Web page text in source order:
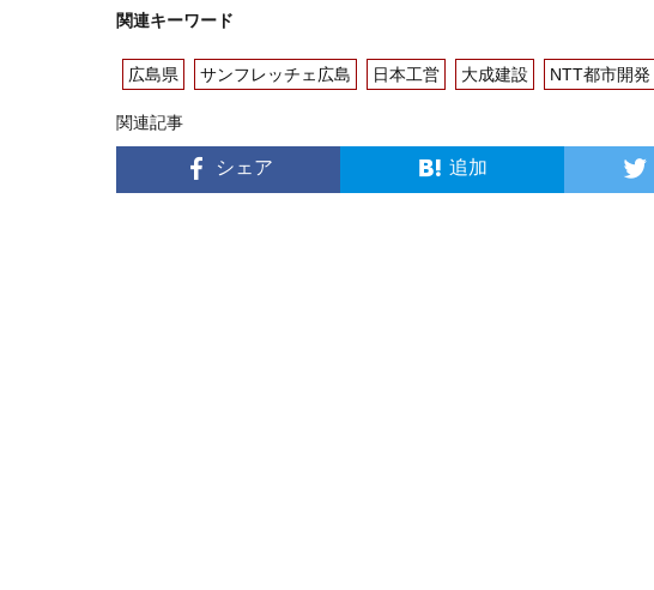
関連キーワード
広島県 サンフレッチェ広島 日本工営 大成建設 NTT都市開発
関連記事
シェア 追加